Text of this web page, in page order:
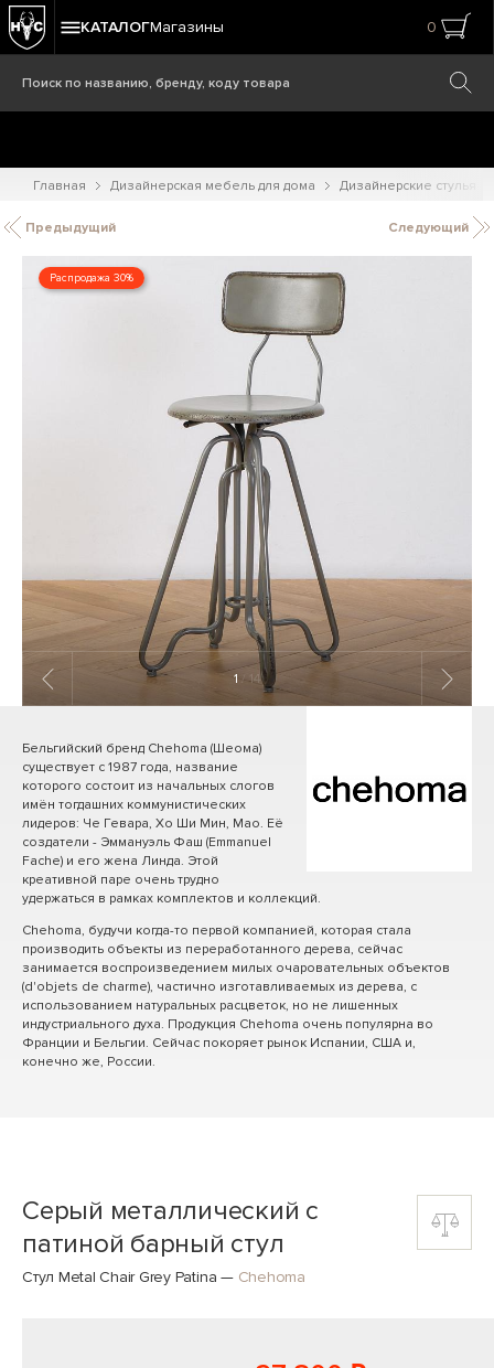
КАТАЛОГМагазины 0
Главная Дизайнерская мебель для дома Дизайнерские стулья
Предыдущий Следующий
Распродажа 30%
1 / 14
Бельгийский бренд Chehoma (Шеома)
существует с 1987 года, название
которого состоит из начальных слогов
имён тогдашних коммунистических
лидеров: Че Гевара, Хо Ши Мин, Мао. Её
создатели - Эммануэль Фаш (Emmanuel
Fache) и его жена Линда. Этой
креативной паре очень трудно
удержаться в рамках комплектов и коллекций.
Chehoma, будучи когда-то первой компанией, которая стала
производить объекты из переработанного дерева, сейчас
занимается воспроизведением милых очаровательных объектов
(d'objets de charme), частично изготавливаемых из дерева, с
использованием натуральных расцветок, но не лишенных
индустриального духа. Продукция Chehoma очень популярна во
Франции и Бельгии. Сейчас покоряет рынок Испании, США и,
конечно же, России.
Серый металлический с
патиной барный стул
Стул Metal Chair Grey Patina — Chehoma